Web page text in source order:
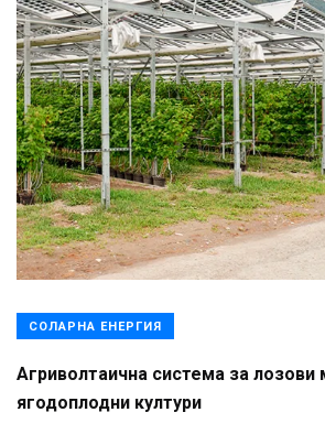
СОЛАРНА ЕНЕРГИЯ
Агриволтаична система за лозови
ягодоплодни култури